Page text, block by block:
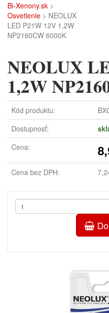
Bi-Xenony.sk >
Osvetlenie > NEOLUX
LED P21W 12V 1,2W
NP2160CW 6000K
NEOLUX
1,2W
Kód produktu:
Dostupnosť:
Cena:
Cena bez DPH: